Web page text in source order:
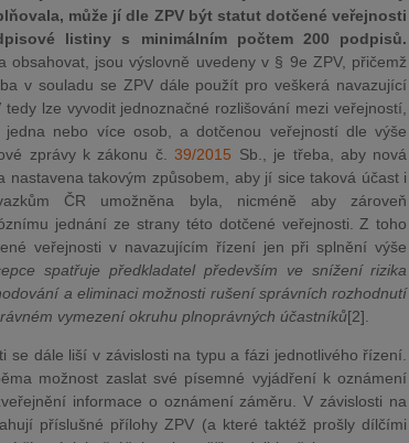
může jí dle ZPV být statut dotčené veřejnosti
listiny s minimálním počtem 200 podpisů.
obsahovat, jsou výslovně uvedeny v § 9e ZPV, přičemž
v souladu se ZPV dále použít pro veškerá navazující
lze vyvodit jednoznačné rozlišování mezi veřejností,
nebo více osob, a dotčenou veřejností dle výše
zprávy k zákonu č.39/2015 Sb., je třeba, aby nová
nastavena takovým způsobem, aby jí sice taková účast i
ČR umožněna byla, nicméně aby zároveň
jednání ze strany této dotčené veřejnosti. Z toho
veřejnosti v navazujícím řízení jen při splnění výše
spatřuje předkladatel především ve snížení rizika
a eliminaci možnosti rušení správních rozhodnutí
vymezení okruhu plnoprávných účastníků[2].
se dále liší v závislosti na typu a fázi jednotlivého řízení.
možnost zaslat své písemné vyjádření k oznámení
informace o oznámení záměru. V závislosti na
příslušné přílohy ZPV (a které taktéž prošly dílčími